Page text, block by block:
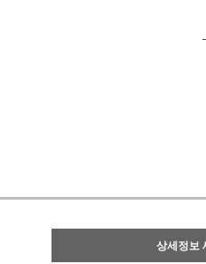
상세정보